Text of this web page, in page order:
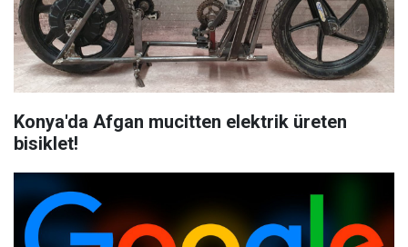
Konya'da Afgan mucitten elektrik üreten
bisiklet!